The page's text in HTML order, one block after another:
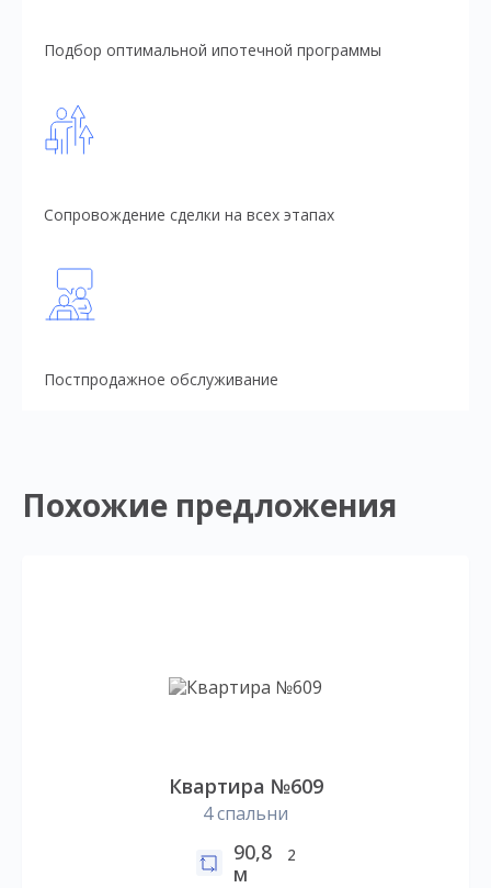
Подбор оптимальной ипотечной программы
Сопровождение сделки на всех этапах
Постпродажное обслуживание
Похожие предложения
Квартира №609
4 спальни
90,8
м
2